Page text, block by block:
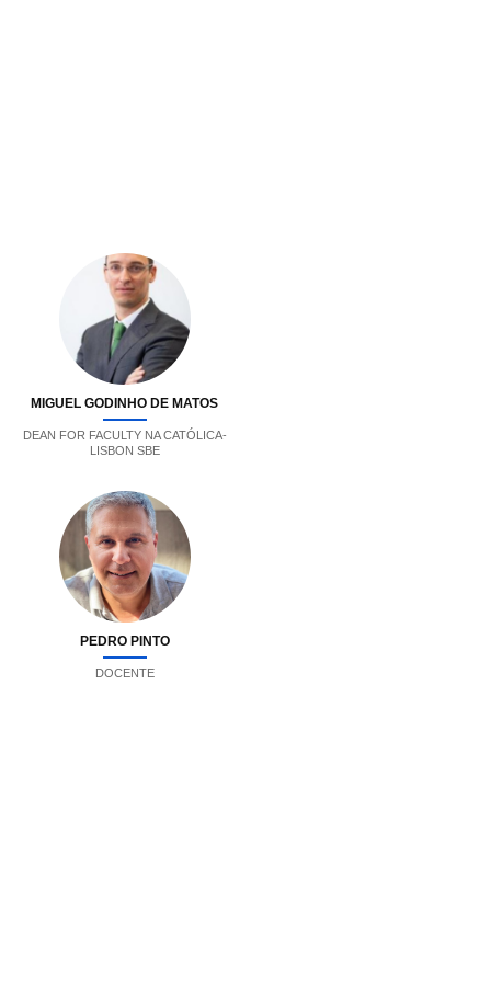
MIGUEL GODINHO DE MATOS
DEAN FOR FACULTY NA CATÓLICA-
LISBON SBE
PEDRO PINTO
DOCENTE